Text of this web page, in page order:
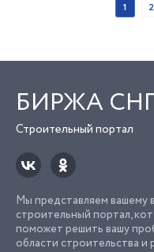
1 2
БИРЖА
Строительный портал
Мы представляем вашему
строительный портал,
поможет решить вашу
области строительства и